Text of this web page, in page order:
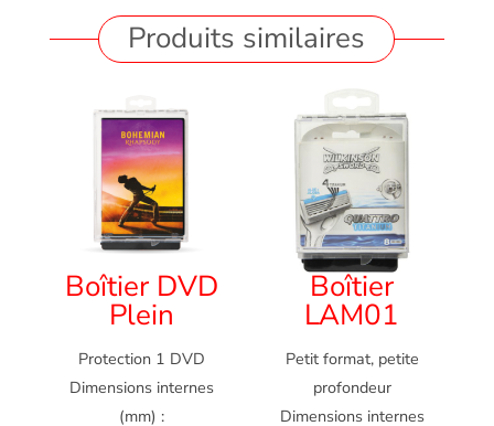
Produits similaires
Boîtier DVD
Plein
Protection 1 DVD
Dimensions internes
(mm) :
Boîtier
LAM01
Petit format, petite
profondeur
Dimensions internes